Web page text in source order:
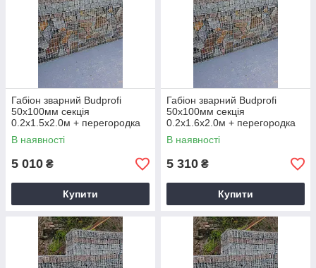
Габіон зварний Budprofi
50х100мм секція
0.2х1.5х2.0м + перегородка
оцинкований для огорожі
В наявності
5 010 ₴
Купити
Габіон зварний Budprofi
50х100мм секція
0.2х1.6х2.0м + перегородка
оцинкований для огорожі
В наявності
5 310 ₴
Купити